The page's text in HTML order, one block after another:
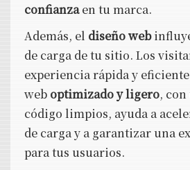
confianzaen tu marca.
Además, el diseño web
de carga de tu sitio. Los
experiencia rápida y
web optimizado y ligero,
código limpios, ayuda a
de carga y a garantizar una
para tus usuarios.